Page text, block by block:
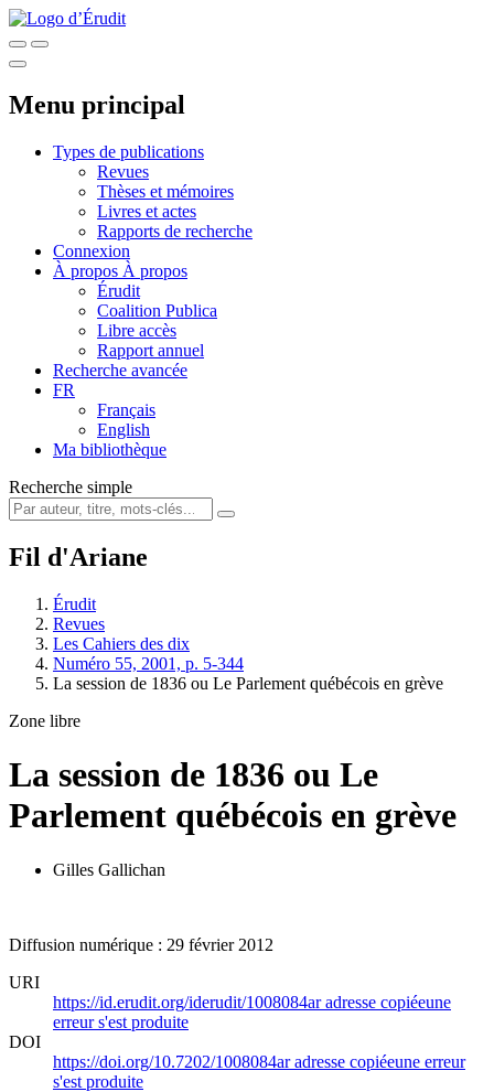
Menu principal
Types de publications
Revues
Thèses et mémoires
Livres et actes
Rapports de recherche
Connexion
À propos À propos
Érudit
Coalition Publica
Libre accès
Rapport annuel
Recherche avancée
FR
Français
English
Ma bibliothèque
Recherche simple
Fil d'Ariane
Érudit
Revues
Les Cahiers des dix
Numéro 55, 2001, p. 5-344
La session de 1836 ou Le Parlement québécois en grève
Zone libre
La session de 1836 ou Le
Parlement québécois en grève
Gilles Gallichan
Diffusion numérique : 29 février 2012
URI
https://id.erudit.org/iderudit/1008084aradresse copiéeune
erreur s'est produite
DOI
https://doi.org/10.7202/1008084aradresse copiéeune erreur
s'est produite